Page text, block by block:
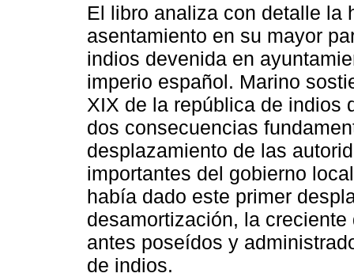
El libro analiza con detalle la
asentamiento en su mayor
indios devenida en
imperio español. Marino
XIX de la república de indios
dos consecuencias
desplazamiento de las
importantes del gobierno
había dado este primer
desamortización, la
antes poseídos y
de indios.